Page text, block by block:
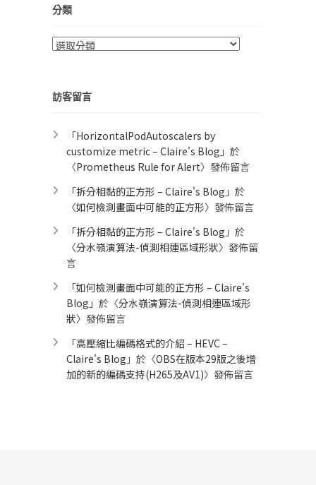
分類
分
訪客留言
「HorizontalPodAutoscalers by
customize metric – Claire's Blog 」於
〈Prometheus Rule for Alert​〉發佈留言
「拆分相黏的正方形 – Claire's Blog 」於
〈如何檢測畫面中可能的正方形〉發佈留言
「拆分相黏的正方形 – Claire's Blog 」於
〈分水嶺演算法-偵測相連區域形狀〉發佈留
言
「如何檢測畫面中可能的正方形 – Claire's
Blog 」於〈分水嶺演算法-偵測相連區域形
狀〉發佈留言
「高壓縮比編碼格式的介紹 – HEVC –
Claire's Blog 」於〈OBS在版本29版之後增
加的新的編碼支持(H265及AV1)〉發佈留言